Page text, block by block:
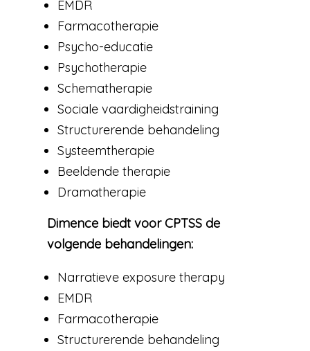
EMDR
Farmacotherapie
Psycho-educatie
Psychotherapie
Schematherapie
Sociale vaardigheidstraining
Structurerende behandeling
Systeemtherapie
Beeldende therapie
Dramatherapie
Dimence biedt voor CPTSS de
volgende behandelingen:
Narratieve exposure therapy
EMDR
Farmacotherapie
Structurerende behandeling